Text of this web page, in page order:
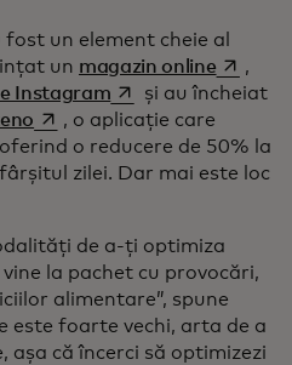
un element cheie al
un magazin onlineopens
,
Instagramopens in a new tab
și au încheiat
opens in a new tab
, o aplicație care
o reducere de 50% la
zilei. Dar mai este loc
de a-ți optimiza
la pachet cu provocări,
alimentare”, spune
este foarte vechi, arta de a
așa că încerci să optimizezi